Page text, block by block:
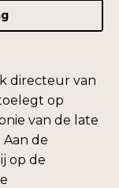
directeur van
op
van de late
de
op de